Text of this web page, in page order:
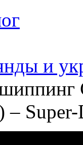
и
– Super-